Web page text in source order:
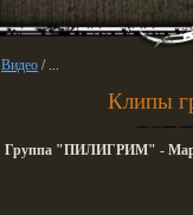
Видео / ...
Клипы
Группа "ПИЛИГРИМ" -